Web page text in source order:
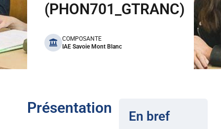
(PHON701_GTRANC)
benefits
COMPOSANTE
IAE Savoie Mont Blanc
Présentation En bref